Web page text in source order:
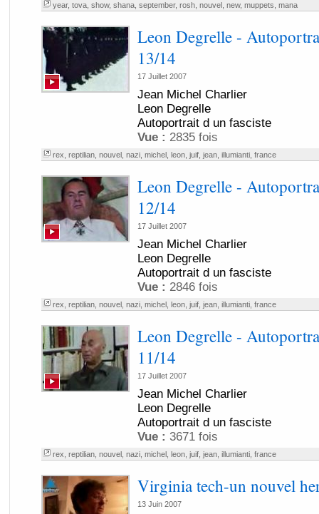
year, tova, show, shana, september, rosh, nouvel, new, muppets mana
Leon Degrelle -
13/14
17 Juillet 2007
Jean Michel Charlier
Leon Degrelle
Autoportrait d un fasciste
Vue : 2835 fois
rex reptilian, nouvel, nazi, michel, leon, juif, jean, illumianti, france
Leon Degrelle -
12/14
17 Juillet 2007
Jean Michel Charlier
Leon Degrelle
Autoportrait d un fasciste
Vue : 2846 fois
rex reptilian, nouvel, nazi, michel, leon, juif, jean, illumianti, france
Leon Degrelle -
11/14
17 Juillet 2007
Jean Michel Charlier
Leon Degrelle
Autoportrait d un fasciste
Vue : 3671 fois
rex reptilian, nouvel, nazi, michel, leon, juif, jean, illumianti, france
Virginia tech-un nouvel
13 Juin 2007